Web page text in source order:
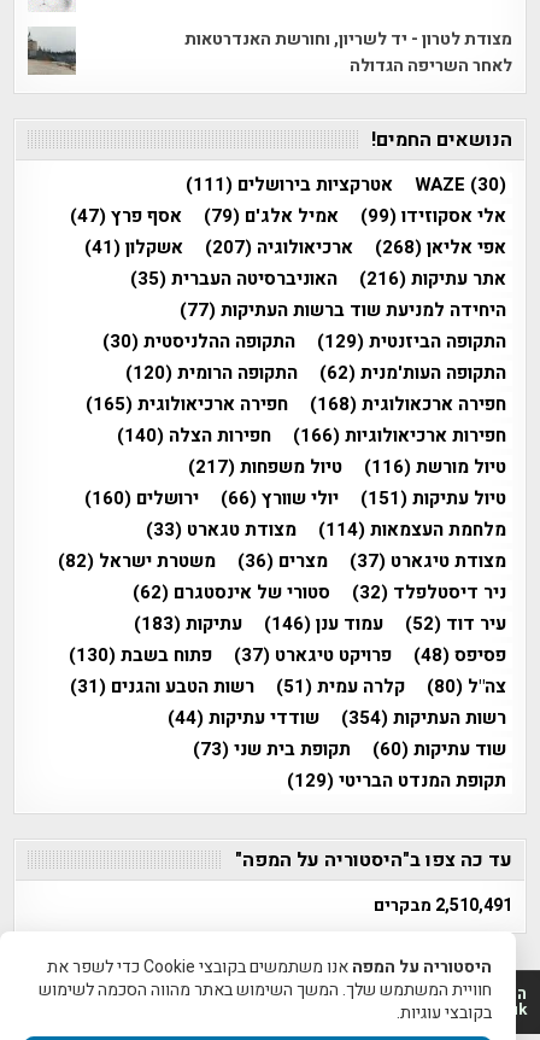
מצודת לטרון - יד לשריון, וחורשת האנדרטאות
לאחר השריפה הגדולה
הנושאים החמים!
WAZE (30) אטרקציות בירושלים (111)
אלי אסקוזידו(99) אמיל אלג'ם (79) אסף פרץ(47)
אפי אליאן(268) ארכיאולוגיה (207) אשקלון(41)
אתר עתיקות(216) האוניברסיטה העברית(35)
היחידה למניעת שוד ברשות העתיקות(77)
התקופה הביזנטית(129) התקופה ההלניסטית(30)
התקופה העות'מנית(62) התקופה הרומית(120)
חפירה ארכאולוגית(168) חפירה ארכיאולוגית(165)
חפירות ארכיאולוגיות(166) חפירות הצלה (140)
טיול מורשת(116) טיול משפחות(217)
טיול עתיקות(151) יולי שוורץ(66) ירושלים (160)
מלחמת העצמאות(114) מצודת טגארט (33)
מצודת טיגארט (37) מצרים (36) משטרת ישראל (82)
ניר דיסטלפלד (32) סטורי של אינסטגרם (62)
עיר דוד (52) עמוד ענן(146) עתיקות(183)
פסיפס(48) פרויקט טיגארט (37) פתוח בשבת(130)
צה"ל (80) קלרה עמית(51) רשות הטבע והגנים (31)
רשות העתיקות(354) שודדי עתיקות(44)
שוד עתיקות(60) תקופת בית שני(73)
תקופת המנדט הבריטי(129)
עד כה צפו ב"היסטוריה על המפה"
2,510,491 מבקרים
היסטוריה על המפה 2011-2026 | פרוייקט טיגארט 2012-2026|
www.mapah.co.il | www.tegart.uk
היסטוריה על המפה
אנו משתמשים בקובצי Cookie כדי לשפר את
חוויית המשתמש שלך. המשך השימוש באתר מהווה הסכמה לשימוש
בקובצי עוגיות.